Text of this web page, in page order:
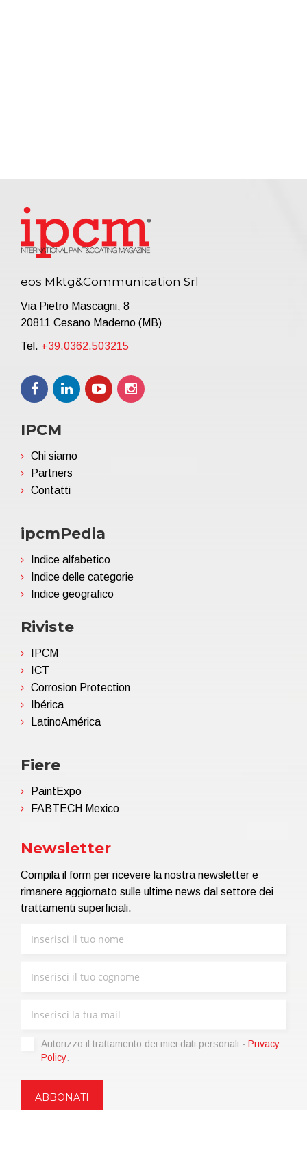
eos Mktg&Communication Srl
Via Pietro Mascagni, 8
20811 Cesano Maderno (MB)
Tel. +39.0362.503215
IPCM
Chi siamo
Partners
Contatti
ipcmPedia
Indice alfabetico
Indice delle categorie
Indice geografico
Riviste
IPCM
ICT
Corrosion Protection
Ibérica
LatinoAmérica
Fiere
PaintExpo
FABTECH Mexico
Newsletter
Compila il form per ricevere la nostra newsletter e
rimanere aggiornato sulle ultime news dal settore dei
trattamenti superficiali.
Autorizzo il trattamento dei miei dati personali - Privacy
Policy.